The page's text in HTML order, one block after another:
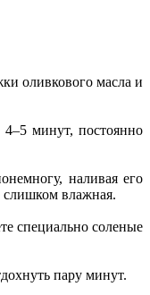
оливкового масла и
4–5 минут, постоянно
наливая его
слишком влажная.
специально соленые
пару минут.